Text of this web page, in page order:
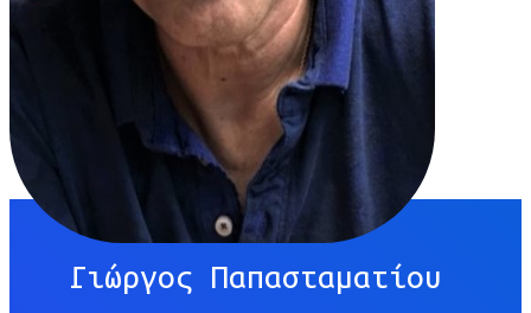
Γιώργος Παπασταματίου